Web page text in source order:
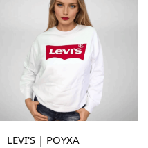
LEVI'S | ΡΟΥΧΑ